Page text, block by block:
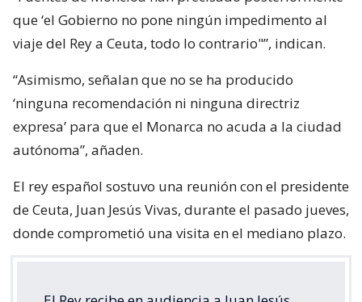
que ‘el Gobierno no pone ningún impedimento al
viaje del Rey a Ceuta, todo lo contrario"”, indican.
“Asimismo, señalan que no se ha producido
‘ninguna recomendación ni ninguna directriz
expresa’ para que el Monarca no acuda a la ciudad
autónoma”, añaden.
El rey español sostuvo una reunión con el presidente
de Ceuta, Juan Jesús Vivas, durante el pasado jueves,
donde comprometió una visita en el mediano plazo.